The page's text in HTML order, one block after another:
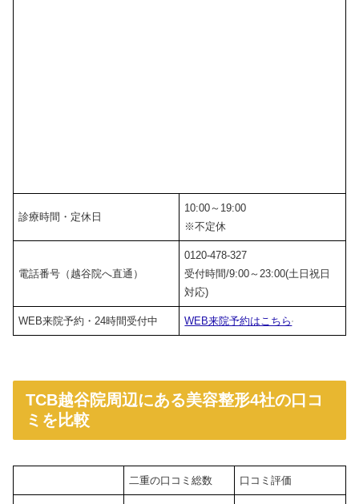
診療時間・定休日
10:00～19:00
※不定休
電話番号（越谷院へ直通）
0120-478-327
受付時間/9:00～23:00(土日祝日
対応)
WEB来院予約・24時間受付中 WEB来院予約はこちら
TCB越谷院周辺にある美容整形4社の口コ
ミを比較
二重の口コミ総数 口コミ評価